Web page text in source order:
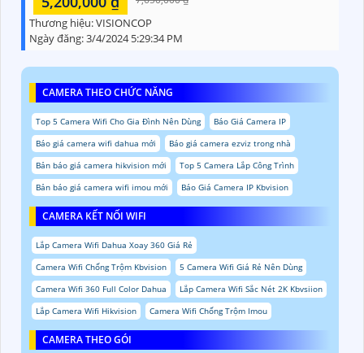
Thương hiệu:VISIONCOP
Ngày đăng:3/4/2024 5:29:34 PM
CAMERA THEO CHỨC NĂNG
Top 5 Camera Wifi Cho Gia Đình Nên Dùng
Báo Giá Camera IP
Báo giá camera wifi dahua mới
Báo giá camera ezviz trong nhà
Bản báo giá camera hikvision mới
Top 5 Camera Lắp Công Trình
Bản báo giá camera wifi imou mới
Báo Giá Camera IP Kbvision
CAMERA KẾT NỐI WIFI
Lắp Camera Wifi Dahua Xoay 360 Giá Rẻ
Camera Wifi Chống Trộm Kbvision
5 Camera Wifi Giá Rẻ Nên Dùng
Camera Wifi 360 Full Color Dahua
Lắp Camera Wifi Sắc Nét 2K Kbvsiion
Lắp Camera Wifi Hikvision
Camera Wifi Chống Trộm Imou
CAMERA THEO GÓI